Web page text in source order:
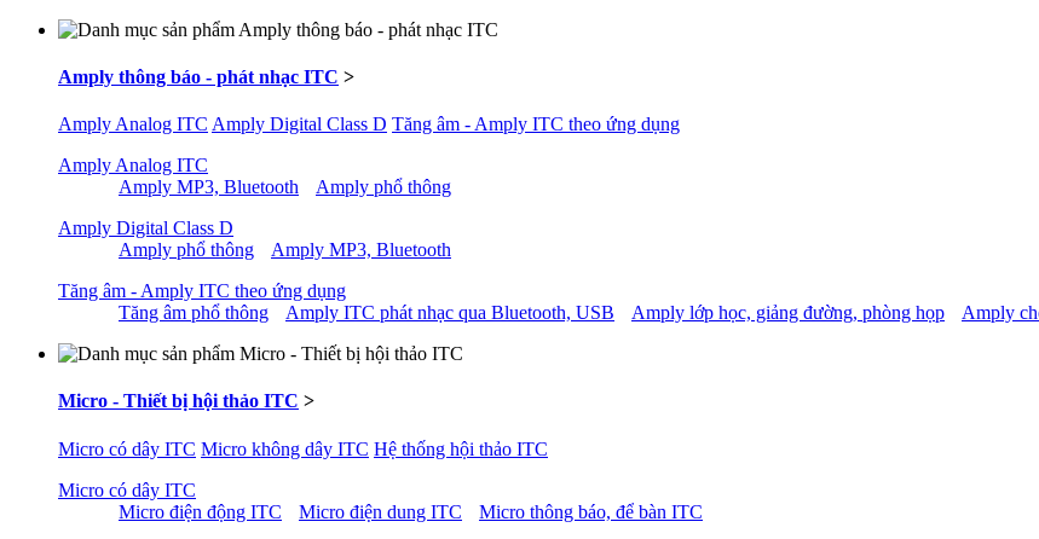
Amply thông báo - phát nhạc ITC >
Amply Analog ITC Amply Digital Class D Tăng âm - Amply ITC theo ứng dụng
Amply Analog ITC
Amply MP3, Bluetooth
Amply phổ thông
Amply Digital Class D
Amply phổ thông
Amply MP3, Bluetooth
Tăng âm - Amply ITC theo ứng dụng
Tăng âm phổ thông
Amply ITC phát nhạc qua Bluetooth, USB Amply lớp học, giảng đường, phòng họp Amply
Micro - Thiết bị hội thảo ITC >
Micro có dây ITC Micro không dây ITC Hệ thống hội thảo ITC
Micro có dây ITC
Micro điện động ITC
Micro điện dung ITC Micro thông báo, để bàn ITC